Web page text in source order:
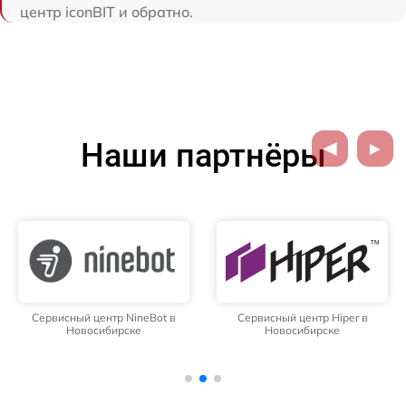
центр iconBIT и обратно.
Наши партнёры
Сервисный центр NineBot в
Новосибирске
Сервисный центр Hiper в
Новосибирске